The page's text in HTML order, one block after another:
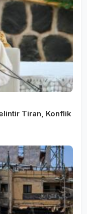
Tiran, Konflik